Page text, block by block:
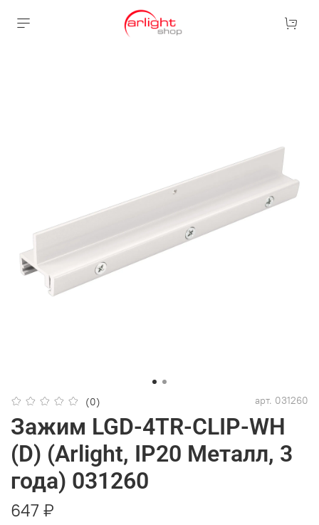
(0) арт. 031260
Зажим LGD-4TR-CLIP-WH
(D) (Arlight, IP20 Металл, 3
года) 031260
647 ₽